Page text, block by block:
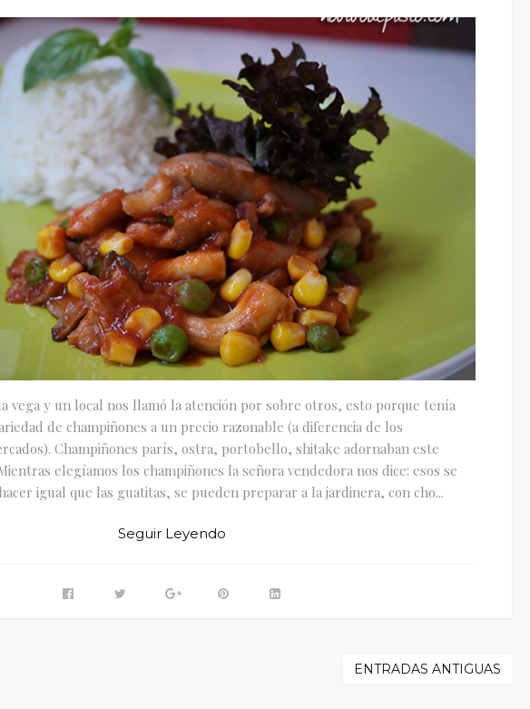
vega y un local nos llamó la atención por sobre otros, esto porque tenía
de champiñones a un precio razonable (a diferencia de los
Champiñones parís, ostra, portobello, shitake adornaban este
elegíamos los champiñones la señora vendedora nos dice: esos se
igual que las guatitas, se pueden preparar a la jardinera, con cho...
Seguir Leyendo
ENTRADAS ANTIGUAS